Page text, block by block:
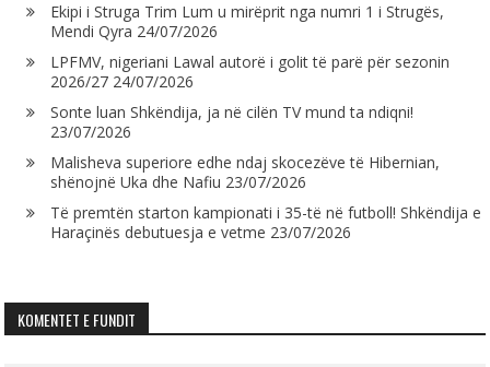
Ekipi i Struga Trim Lum u mirëprit nga numri 1 i Strugës,
Mendi Qyra 24/07/2026
LPFMV, nigeriani Lawal autorë i golit të parë për sezonin
2026/27 24/07/2026
Sonte luan Shkëndija, ja në cilën TV mund ta ndiqni!
23/07/2026
Malisheva superiore edhe ndaj skocezëve të Hibernian,
shënojnë Uka dhe Nafiu 23/07/2026
Të premtën starton kampionati i 35-të në futboll! Shkëndija e
Haraçinës debutuesja e vetme 23/07/2026
KOMENTET E FUNDIT